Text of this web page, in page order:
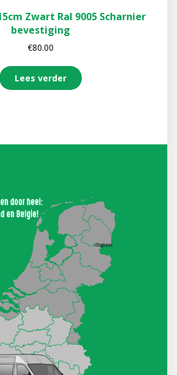
Zwart Ral 9005 Scharnier
bevestiging
€80.00
Lees verder